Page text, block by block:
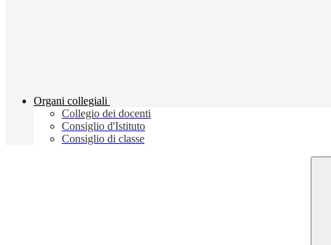
Organi collegiali
Collegio dei docenti
Consiglio d'Istituto
Consiglio di classe